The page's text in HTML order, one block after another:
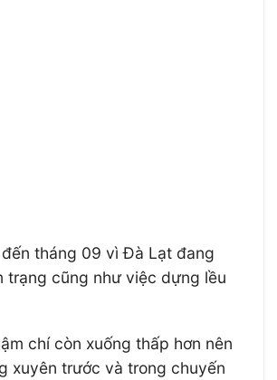
tháng 09 vì Đà Lạt đang
trạng cũng như việc dựng lều
chí còn xuống thấp hơn nên
xuyên trước và trong chuyến